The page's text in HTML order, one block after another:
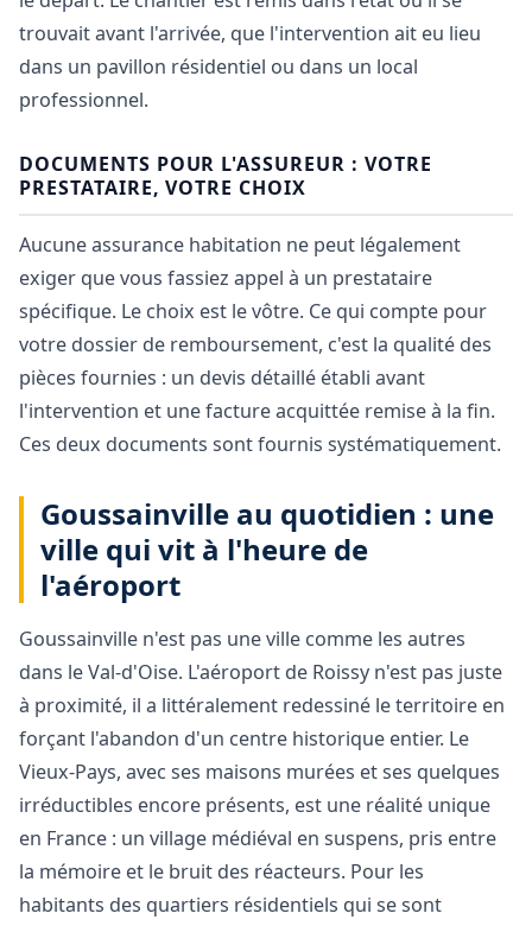
trouvait avant l'arrivée, que l'intervention ait eu lieu
dans un pavillon résidentiel ou dans un local
professionnel.
DOCUMENTS POUR L'ASSUREUR : VOTRE
PRESTATAIRE, VOTRE CHOIX
Aucune assurance habitation ne peut légalement
exiger que vous fassiez appel à un prestataire
spécifique. Le choix est le vôtre. Ce qui compte pour
votre dossier de remboursement, c'est la qualité des
pièces fournies : un devis détaillé établi avant
l'intervention et une facture acquittée remise à la fin.
Ces deux documents sont fournis systématiquement.
Goussainville au quotidien : une
ville qui vit à l'heure de
l'aéroport
Goussainville n'est pas une ville comme les autres
dans le Val-d'Oise. L'aéroport de Roissy n'est pas juste
à proximité, il a littéralement redessiné le territoire en
forçant l'abandon d'un centre historique entier. Le
Vieux-Pays, avec ses maisons murées et ses quelques
irréductibles encore présents, est une réalité unique
en France : un village médiéval en suspens, pris entre
la mémoire et le bruit des réacteurs. Pour les
habitants des quartiers résidentiels qui se sont